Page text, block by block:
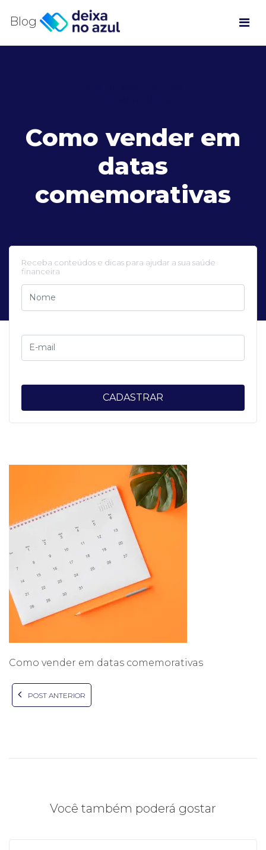
Blog
Como vender em
datas
comemorativas
Receba conteúdos e dicas para ajudar a sua saúde
financeira
CADASTRAR
Como vender em datas comemorativas
POST ANTERIOR
Você também poderá gostar